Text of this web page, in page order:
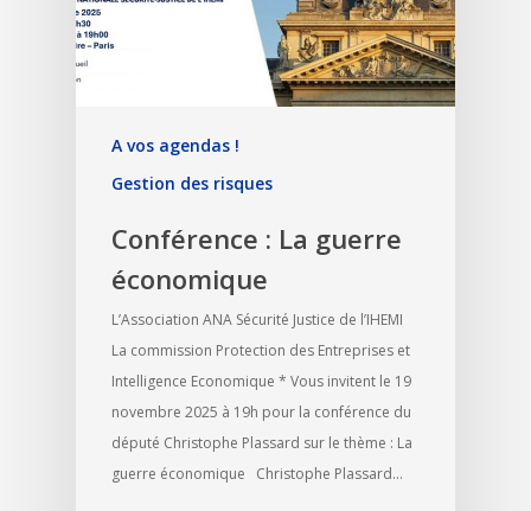
A vos agendas !
Gestion des risques
Conférence : La guerre
économique
L’Association ANA Sécurité Justice de l’IHEMI
La commission Protection des Entreprises et
Intelligence Economique * Vous invitent le 19
novembre 2025 à 19h pour la conférence du
député Christophe Plassard sur le thème : La
guerre économique Christophe Plassard…